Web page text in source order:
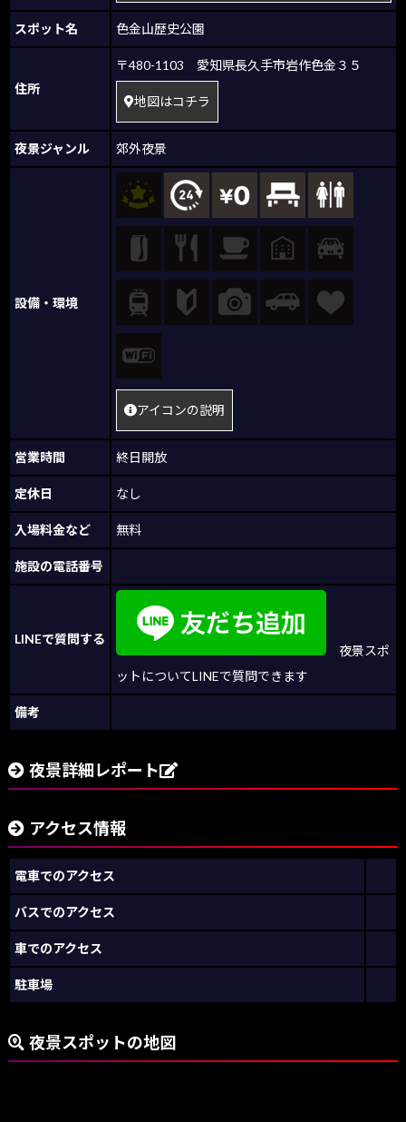
スポット名 色金山歴史公園
住所
〒480-1103 愛知県長久手市岩作色金３５
地図はコチラ
夜景ジャンル 郊外夜景
設備・環境
アイコンの説明
営業時間 終日開放
定休日 なし
入場料金など 無料
施設の電話番号
LINEで質問する
夜景スポ
ットについてLINEで質問できます
備考
夜景詳細レポート
アクセス情報
電車でのアクセス
バスでのアクセス
車でのアクセス
駐車場
夜景スポットの地図